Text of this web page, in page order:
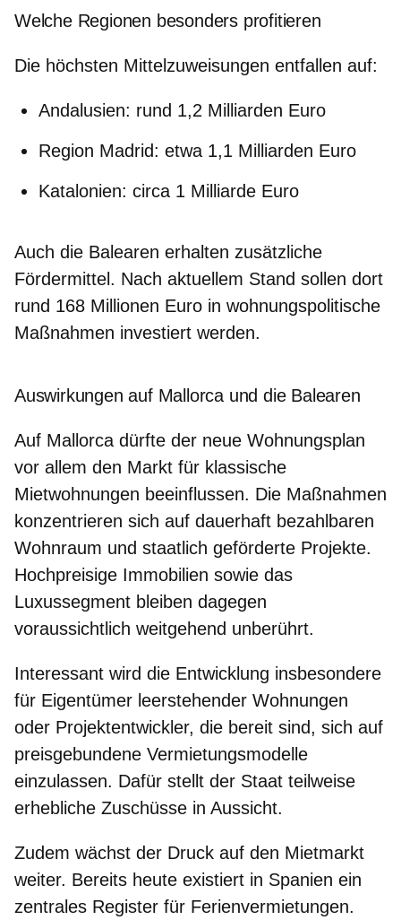
Welche Regionen besonders profitieren
Die höchsten Mittelzuweisungen entfallen auf:
Andalusien: rund 1,2 Milliarden Euro
Region Madrid: etwa 1,1 Milliarden Euro
Katalonien: circa 1 Milliarde Euro
Auch die Balearen erhalten zusätzliche
Fördermittel. Nach aktuellem Stand sollen dort
rund 168 Millionen Euro in wohnungspolitische
Maßnahmen investiert werden.
Auswirkungen auf Mallorca und die Balearen
Auf Mallorca dürfte der neue Wohnungsplan
vor allem den Markt für klassische
Mietwohnungen beeinflussen. Die Maßnahmen
konzentrieren sich auf dauerhaft bezahlbaren
Wohnraum und staatlich geförderte Projekte.
Hochpreisige Immobilien sowie das
Luxussegment bleiben dagegen
voraussichtlich weitgehend unberührt.
Interessant wird die Entwicklung insbesondere
für Eigentümer leerstehender Wohnungen
oder Projektentwickler, die bereit sind, sich auf
preisgebundene Vermietungsmodelle
einzulassen. Dafür stellt der Staat teilweise
erhebliche Zuschüsse in Aussicht.
Zudem wächst der Druck auf den Mietmarkt
weiter. Bereits heute existiert in Spanien ein
zentrales Register für Ferienvermietungen.